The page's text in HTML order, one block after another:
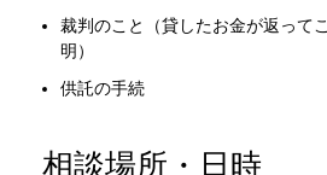
裁判のこと（貸したお金が返って
明）
供託の手続
相談場所・日時